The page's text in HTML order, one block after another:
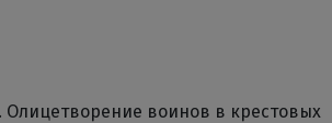
. Олицетворение воинов в крестовых